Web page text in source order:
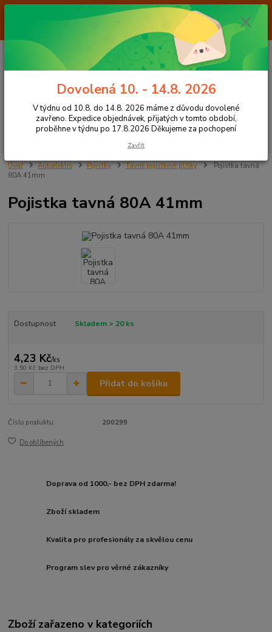
Od 7.8. do 14.8. 2026 máme z důvodu dovolené ZAVŘENO. Expedice
objednávek, přijatých v tomto období, proběhne v týdnu po 17.8.2026
Děkujeme za pochopení
CZK
Hledat
+420 605 283 713
za0,00 Kč
Úvod Autoelektro Pojistky Tavné pojistkové plíšky
Pojistka tavná
80A 41mm
Pojistka tavná 80A 41mm
Dostupnost Skladem > 20 ks
4,23 Kč/ks
3,50 Kč bez DPH
Přidat do košíku
Číslo produktu: 200299
Do oblíbených
Doprava od 1000,- bez DPH zdarma!
Zboží skladem
Kvalita pro profesionály za skvělou cenu
Program slev pro věrné zákazníky
Zboží zařazeno v kategoriích
Dovolená 10. - 14.8. 2026
V týdnu od 10.8. do 14.8. 2026 máme z důvodu dovolené
zavřeno. Expedice objednávek, přijatých v tomto období,
proběhne v týdnu po 17.8.2026 Děkujeme za pochopení
Zavřít